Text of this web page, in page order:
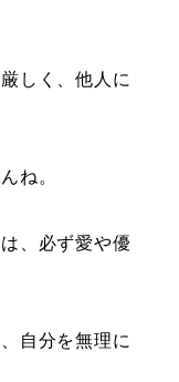
しく、他人に
ね。
、必ず愛や優
自分を無理に